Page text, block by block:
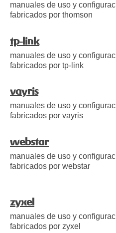
manuales de uso y
fabricados por thomson
tp-link
manuales de uso y
fabricados por tp-link
vayris
manuales de uso y
fabricados por vayris
webstar
manuales de uso y
fabricados por webstar
zyxel
manuales de uso y
fabricados por zyxel